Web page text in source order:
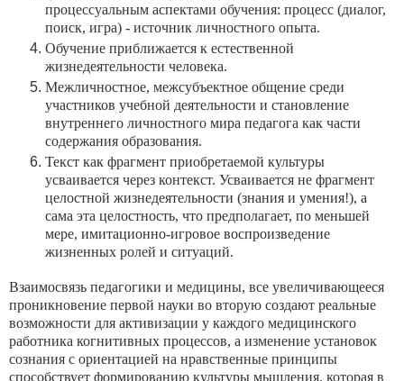
процессуальным аспектами обучения: процесс (диалог,
поиск, игра) - источник личностного опыта.
Обучение приближается к естественной
жизнедеятельности человека.
Межличностное, межсубъектное общение среди
участников учебной деятельности и становление
внутреннего личностного мира педагога как части
содержания образования.
Текст как фрагмент приобретаемой культуры
усваивается через контекст. Усваивается не фрагмент
целостной жизнедеятельности (знания и умения!), а
сама эта целостность, что предполагает, по меньшей
мере, имитационно-игровое воспроизведение
жизненных ролей и ситуаций.
Взаимосвязь педагогики и медицины, все увеличивающееся
проникновение первой науки во вторую создают реальные
возможности для активизации у каждого медицинского
работника когнитивных процессов, а изменение установок
сознания с ориентацией на нравственные принципы
способствует формированию культуры мышления, которая в